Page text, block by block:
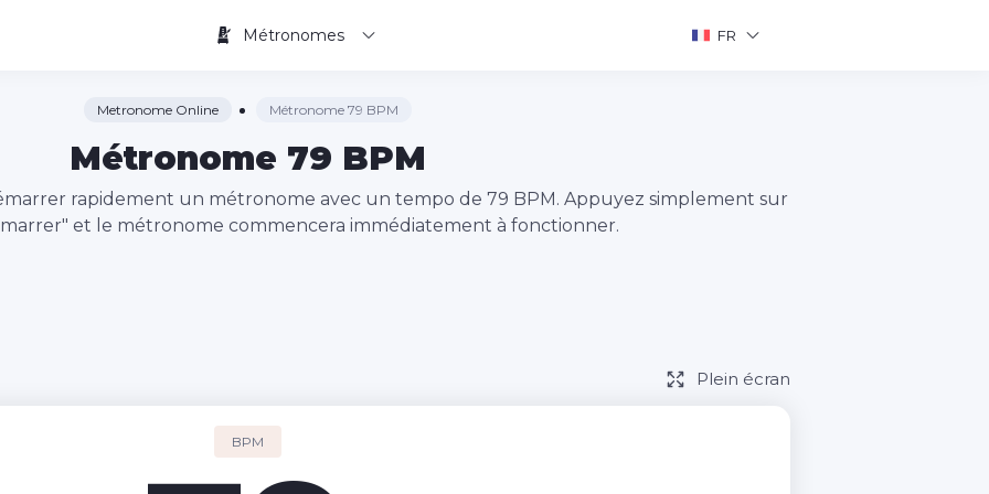
Métronomes FR
Metronome Online Métronome 79 BPM
Métronome 79 BPM
rapidement un métronome avec un tempo de 79 BPM. Appuyez simplement sur
et le métronome commencera immédiatement à fonctionner.
Plein écran
BPM